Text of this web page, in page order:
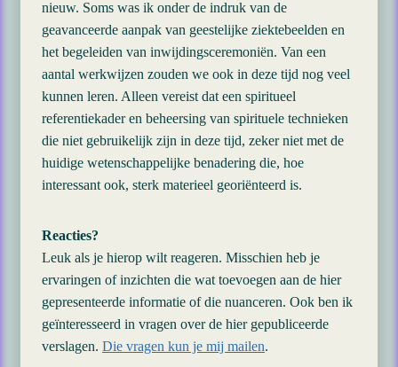
nieuw. Soms was ik onder de indruk van de
geavanceerde aanpak van geestelijke ziektebeelden en
het begeleiden van inwijdingsceremoniën. Van een
aantal werkwijzen zouden we ook in deze tijd nog veel
kunnen leren. Alleen vereist dat een spiritueel
referentiekader en beheersing van spirituele technieken
die niet gebruikelijk zijn in deze tijd, zeker niet met de
huidige wetenschappelijke benadering die, hoe
interessant ook, sterk materieel georiënteerd is.
Reacties?
Leuk als je hierop wilt reageren. Misschien heb je
ervaringen of inzichten die wat toevoegen aan de hier
gepresenteerde informatie of die nuanceren. Ook ben ik
geïnteresseerd in vragen over de hier gepubliceerde
verslagen. Die vragen kun je mij mailen.